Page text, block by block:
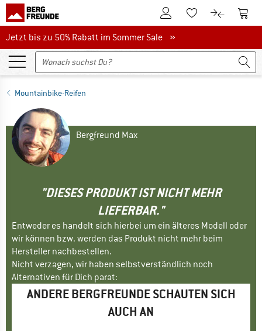
Zum KundenkontoZum Merkzettel.
Zum Zum
Jetzt bis zu 50% Rabatt im Sommer Sale
Jetzt bis zu 50% Rabatt im Sommer Sale »
Mountainbike-Reifen
Bergfreund Max
"DIESES PRODUKT IST NICHT MEHR
LIEFERBAR."
Entweder es handelt sich hierbei um ein älteres Modell oder
wir können bzw. werden das Produkt nicht mehr beim
Hersteller nachbestellen.
Nicht verzagen, wir haben selbstverständlich noch
Alternativen für Dich parat:
ANDERE BERGFREUNDE SCHAUTEN SICH
AUCH AN